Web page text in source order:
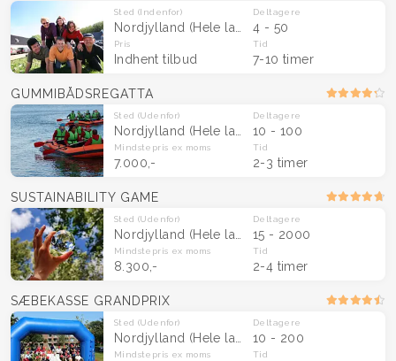
Sted (Indenfor)
Nordjylland (Hele landet)
Deltagere
4 - 50
Pris
Indhent tilbud
Tid
7-10 timer
GUMMIBÅDSREGATTA
Sted (Udenfor)
Nordjylland (Hele landet)
Deltagere
10 - 100
Mindstepris ex moms
7.000,-
Tid
2-3 timer
SUSTAINABILITY GAME
Sted (Udenfor)
Nordjylland (Hele landet)
Deltagere
15 - 2000
Mindstepris ex moms
8.300,-
Tid
2-4 timer
SÆBEKASSE GRANDPRIX
Sted (Udenfor)
Nordjylland (Hele landet)
Deltagere
10 - 200
Mindstepris ex moms Tid